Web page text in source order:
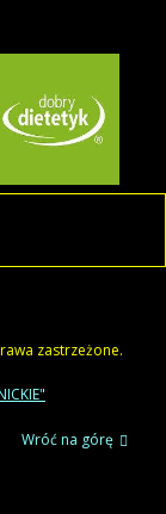
zastrzeżone.
Wróć na górę